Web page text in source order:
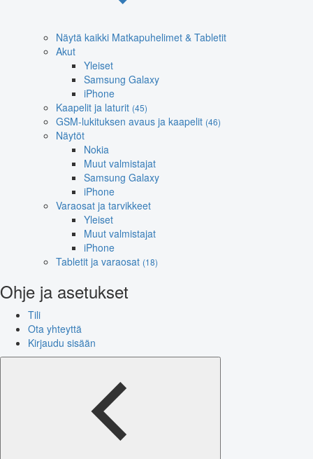
Näytä kaikki Matkapuhelimet & Tabletit
Akut
Yleiset
Samsung Galaxy
iPhone
Kaapelit ja laturit (45)
GSM-lukituksen avaus ja kaapelit (46)
Näytöt
Nokia
Muut valmistajat
Samsung Galaxy
iPhone
Varaosat ja tarvikkeet
Yleiset
Muut valmistajat
iPhone
Tabletit ja varaosat (18)
Ohje ja asetukset
Tili
Ota yhteyttä
Kirjaudu sisään